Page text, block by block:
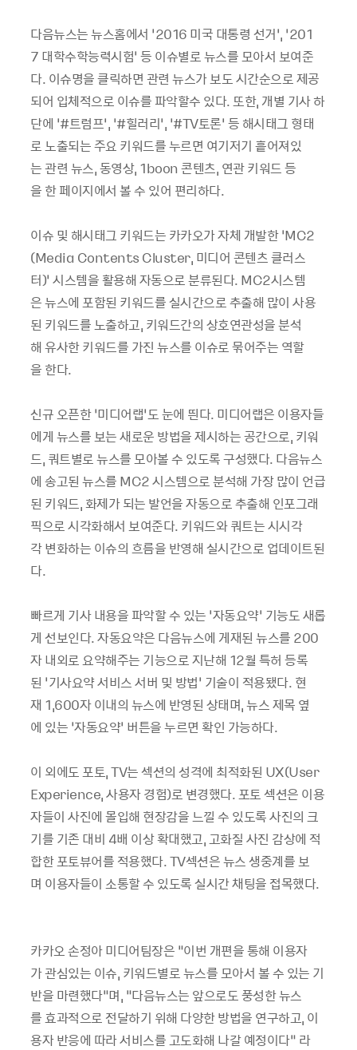
다음뉴스는뉴스홈에서 ‘2016 미국 대통령 선거’, ‘201
7 대학수학능력시험’ 등 이슈별로뉴스를모아서 보여준
다. 이슈명을클릭하면 관련 뉴스가보도시간순으로제공
되어 입체적으로 이슈를 파악할수 있다.또한, 개별 기사하
단에 ‘#트럼프’, ‘#힐러리’, ‘#TV토론’ 등 해시태그 형태
로노출되는주요 키워드를누르면 여기저기 흩어져있
는관련 뉴스,동영상, 1boon 콘텐츠, 연관키워드등
을 한페이지에서 볼수 있어 편리하다.
이슈 및 해시태그 키워드는 카카오가자체 개발한‘MC2
(Media Contents Cluster, 미디어 콘텐츠클러스
터)’ 시스템을활용해자동으로분류된다. MC2시스템
은뉴스에 포함된 키워드를실시간으로추출해 많이 사용
된 키워드를노출하고, 키워드간의 상호연관성을분석
해유사한키워드를 가진 뉴스를 이슈로묶어주는 역할
을 한다.
신규오픈한‘미디어랩’도눈에 띈다. 미디어랩은 이용자들
에게 뉴스를보는새로운 방법을제시하는공간으로, 키워
드, 쿼트별로뉴스를모아볼수 있도록구성했다. 다음뉴스
에 송고된 뉴스를 MC2시스템으로분석해 가장 많이 언급
된 키워드,화제가 되는 발언을자동으로추출해 인포그래
픽으로시각화해서 보여준다. 키워드와 쿼트는시시각
각변화하는 이슈의 흐름을 반영해실시간으로 업데이트된
다.
빠르게 기사 내용을 파악할수 있는 ‘자동요약’ 기능도새롭
게 선보인다.자동요약은 다음뉴스에 게재된 뉴스를 200
자내외로요약해주는 기능으로지난해 12월 특허 등록
된 ‘기사요약서비스서버 및 방법’ 기술이 적용됐다. 현
재 1,600자 이내의 뉴스에 반영된 상태며,뉴스제목 옆
에 있는 ‘자동요약’ 버튼을누르면 확인 가능하다.
이 외에도포토, TV는 섹션의 성격에 최적화된 UX(User
Experience,사용자경험)로 변경했다.포토 섹션은 이용
자들이 사진에 몰입해 현장감을느낄 수 있도록사진의 크
기를 기존 대비 4배 이상확대했고,고화질 사진 감상에 적
합한포토뷰어를 적용했다. TV섹션은뉴스 생중계를보
며 이용자들이 소통할수 있도록실시간채팅을 접목했다.
카카오손정아미디어팀장은 “이번 개편을통해 이용자
가관심있는 이슈, 키워드별로뉴스를모아서 볼수 있는 기
반을 마련했다”며, “다음뉴스는 앞으로도풍성한뉴스
를효과적으로 전달하기 위해 다양한방법을 연구하고, 이
용자 반응에 따라서비스를고도화해 나갈 예정이다” 라